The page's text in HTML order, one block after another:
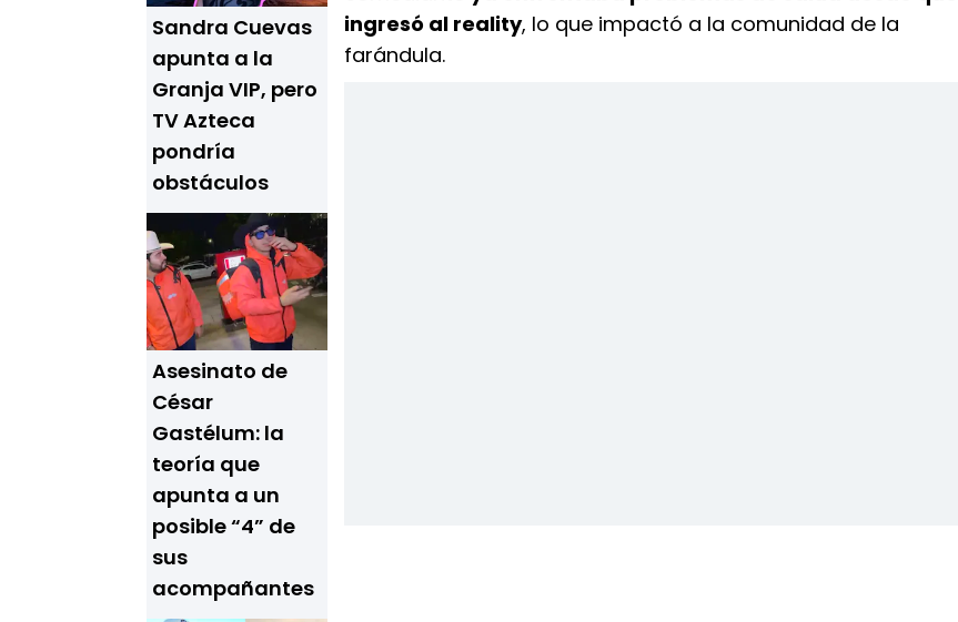
Sandra Cuevas
apunta a la
Granja VIP, pero
TV Azteca
pondría
obstáculos
Asesinato de
César
Gastélum: la
teoría que
apunta a un
posible “4” de
sus
acompañantes
ingresó al reality, lo que impactó a la comunidad de la
farándula.